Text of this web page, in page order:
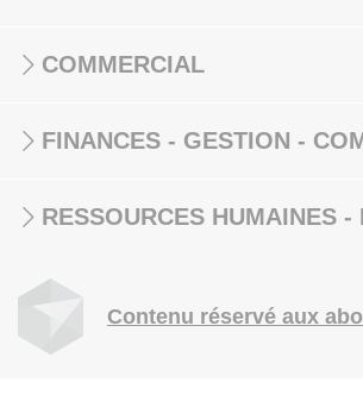
COMMERCIAL
FINANCES - GESTION -
RESSOURCES HUMAINES -
Contenu réservé aux